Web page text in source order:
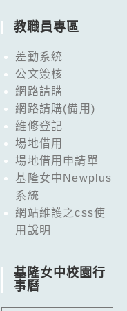
教職員專區
差勤系統
公文簽核
網路請購
網路請購(備用)
維修登記
場地借用
場地借用申請單
基隆女中Newplus
系統
網站維護之css使
用說明
基隆女中校園行
事曆